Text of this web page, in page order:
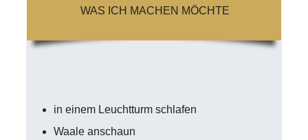
WAS ICH MACHEN MÖCHTE
in einem Leuchtturm schlafen
Waale anschaun